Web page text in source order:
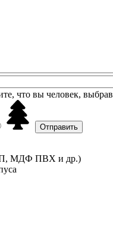
что вы человек, выбрав
МДФ ПВХ и др.)